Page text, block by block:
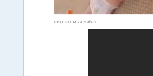
видео семьи Бибас